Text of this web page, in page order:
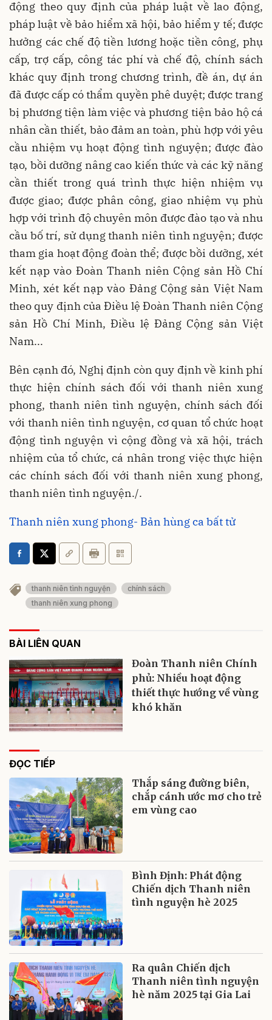
động theo quy định của pháp luật về lao động,
pháp luật về bảo hiểm xã hội, bảo hiểm y tế; được
hưởng các chế độ tiền lương hoặc tiền công, phụ
cấp, trợ cấp, công tác phí và chế độ, chính sách
khác quy định trong chương trình, đề án, dự án
đã được cấp có thẩm quyền phê duyệt; được trang
bị phương tiện làm việc và phương tiện bảo hộ cá
nhân cần thiết, bảo đảm an toàn, phù hợp với yêu
cầu nhiệm vụ hoạt động tình nguyện; được đào
tạo, bồi dưỡng nâng cao kiến thức và các kỹ năng
cần thiết trong quá trình thực hiện nhiệm vụ
được giao; được phân công, giao nhiệm vụ phù
hợp với trình độ chuyên môn được đào tạo và nhu
cầu bố trí, sử dụng thanh niên tình nguyện; được
tham gia hoạt động đoàn thể; được bồi dưỡng, xét
kết nạp vào Đoàn Thanh niên Cộng sản Hồ Chí
Minh, xét kết nạp vào Đảng Cộng sản Việt Nam
theo quy định của Điều lệ Đoàn Thanh niên Cộng
sản Hồ Chí Minh, Điều lệ Đảng Cộng sản Việt
Nam...
Bên cạnh đó, Nghị định còn quy định về kinh phí
thực hiện chính sách đối với thanh niên xung
phong, thanh niên tình nguyện, chính sách đối
với thanh niên tình nguyện, cơ quan tổ chức hoạt
động tình nguyện vì cộng đồng và xã hội, trách
nhiệm của tổ chức, cá nhân trong việc thực hiện
các chính sách đối với thanh niên xung phong,
thanh niên tình nguyện./.
Thanh niên xung phong- Bản hùng ca bất tử
thanh niên tình nguyện
chính sách
thanh niên xung phong
BÀI LIÊN QUAN
Đoàn Thanh niên Chính
phủ: Nhiều hoạt động
thiết thực hướng về vùng
khó khăn
ĐỌC TIẾP
Thắp sáng đường biên,
chắp cánh ước mơ cho trẻ
em vùng cao
Bình Định: Phát động
Chiến dịch Thanh niên
tình nguyện hè 2025
Ra quân Chiến dịch
Thanh niên tình nguyện
hè năm 2025 tại Gia Lai